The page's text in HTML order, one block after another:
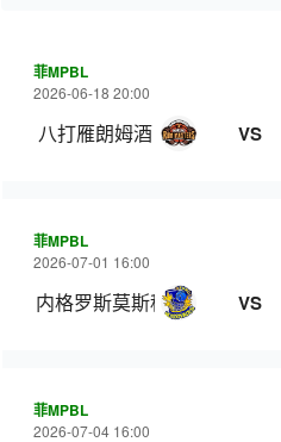
菲MPBL
2026-06-18 20:00
八打雁朗姆酒 VS
菲MPBL
2026-07-01 16:00
内格罗斯莫斯科瓦多斯 VS
菲MPBL
2026-07-04 16:00